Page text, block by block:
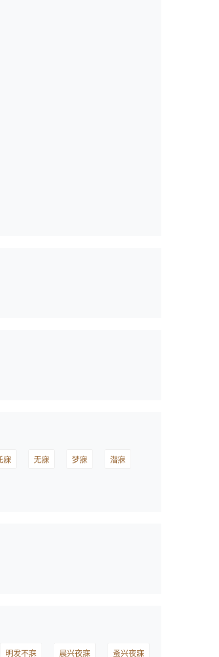
寐 无寐 梦寐 潜寐
明发不寐 晨兴夜寐 蚤兴夜寐